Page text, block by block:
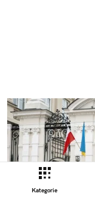
Kategorie